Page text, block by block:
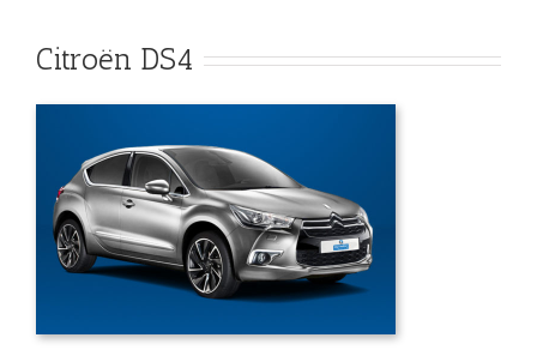
Citroën DS4